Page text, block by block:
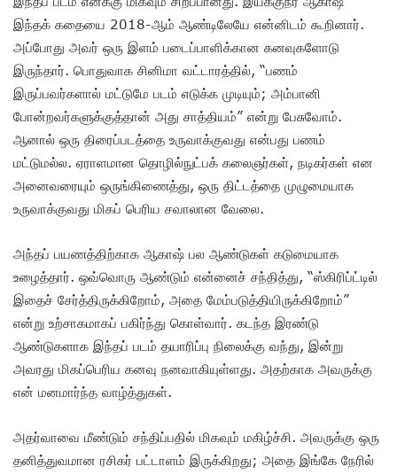
இந்தக் கதையை 2018-ஆம் ஆண்டிலேயே என்னிடம் கூறினார்.
அப்போது அவர் ஒரு இளம் படைப்பாளிக்கான கனவுகளோடு
இருந்தார். பொதுவாக சினிமா வட்டாரத்தில், “பணம்
இருப்பவர்களால் மட்டுமே படம் எடுக்க முடியும்; அம்பானி
போன்றவர்களுக்குத்தான் அது சாத்தியம்” என்று பேசுவோம்.
ஆனால் ஒரு திரைப்படத்தை உருவாக்குவது என்பது பணம்
மட்டுமல்ல. ஏராளமான தொழில்நுட்பக் கலைஞர்கள், நடிகர்கள் என
அனைவரையும் ஒருங்கிணைத்து, ஒரு திட்டத்தை முழுமையாக
உருவாக்குவது மிகப் பெரிய சவாலான வேலை.
அந்தப் பயணத்திற்காக ஆகாஷ் பல ஆண்டுகள் கடுமையாக
உழைத்தார். ஒவ்வொரு ஆண்டும் என்னைச் சந்தித்து, “ஸ்கிரிப்ட்டில்
இதைச் சேர்த்திருக்கிறோம், அதை மேம்படுத்தியிருக்கிறோம்”
என்று உற்சாகமாகப் பகிர்ந்து கொள்வார். கடந்த இரண்டு
ஆண்டுகளாக இந்தப் படம் தயாரிப்பு நிலைக்கு வந்து, இன்று
அவரது மிகப்பெரிய கனவு நனவாகியுள்ளது. அதற்காக அவருக்கு
என் மனமார்ந்த வாழ்த்துகள்.
அதர்வாவை மீண்டும் சந்திப்பதில் மிகவும் மகிழ்ச்சி. அவருக்கு ஒரு
தனித்துவமான ரசிகர் பட்டாளம் இருக்கிறது; அதை இங்கே நேரில்